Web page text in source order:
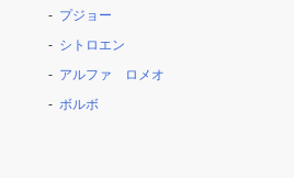
プジョー
シトロエン
アルファ ロメオ
ボルボ